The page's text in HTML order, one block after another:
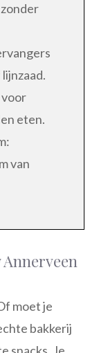
eten.
van
moet je
bakkerij